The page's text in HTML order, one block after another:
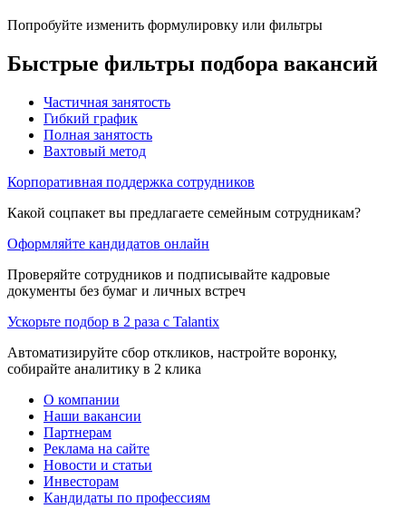
Попробуйте изменить формулировку или фильтры
Быстрые фильтры подбора вакансий
Частичная занятость
Гибкий график
Полная занятость
Вахтовый метод
Корпоративная поддержка сотрудников
Какой соцпакет вы предлагаете семейным сотрудникам?
Оформляйте кандидатов онлайн
Проверяйте сотрудников и подписывайте кадровые
документы без бумаг и личных встреч
Ускорьте подбор в 2 раза с Talantix
Автоматизируйте сбор откликов, настройте воронку,
собирайте аналитику в 2 клика
О компании
Наши вакансии
Партнерам
Реклама на сайте
Новости и статьи
Инвесторам
Кандидаты по профессиям